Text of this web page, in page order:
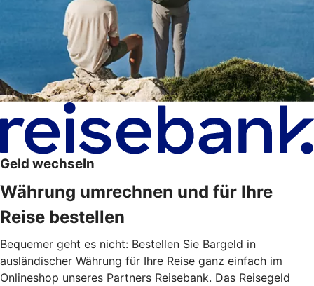
Geld wechseln
Währung umrechnen und für Ihre
Reise bestellen
Bequemer geht es nicht: Bestellen Sie Bargeld in
ausländischer Währung für Ihre Reise ganz einfach im
Onlineshop unseres Partners Reisebank. Das Reisegeld